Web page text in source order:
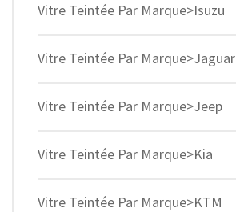
Vitre Teintée Par Marque>Isuzu
Vitre Teintée Par Marque>Jaguar
Vitre Teintée Par Marque>Jeep
Vitre Teintée Par Marque>Kia
Vitre Teintée Par Marque>KTM